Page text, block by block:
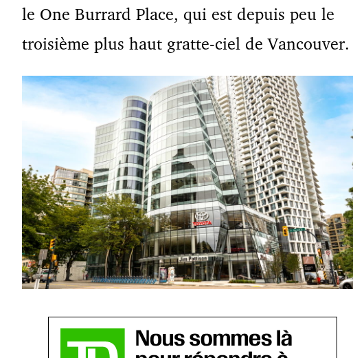
le One Burrard Place, qui est depuis peu le
troisième plus haut gratte-ciel de